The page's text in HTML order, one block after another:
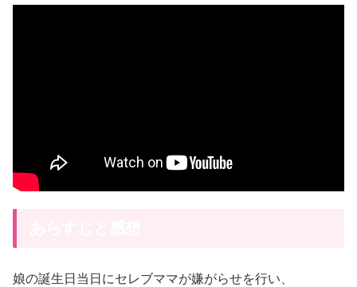
娘の誕生日当日にセレブママが嫌がらせを行い、